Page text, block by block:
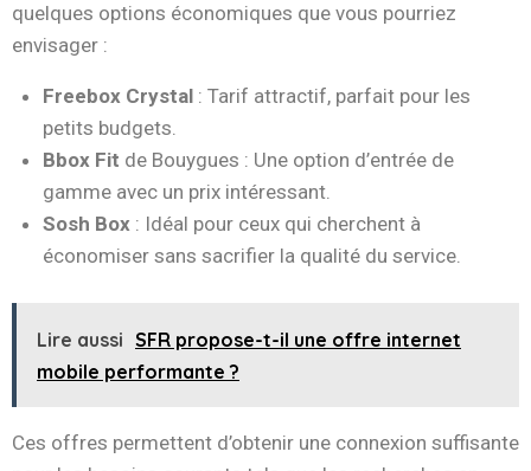
quelques options économiques que vous pourriez
envisager :
Freebox Crystal: Tarif attractif, parfait pour les
petits budgets.
Bbox Fit de Bouygues : Une option d’entrée de
gamme avec un prix intéressant.
Sosh Box: Idéal pour ceux qui cherchent à
économiser sans sacrifier la qualité du service.
Lire aussi SFR propose-t-il une offre internet
mobile performante ?
Ces offres permettent d’obtenir une connexion suffisante